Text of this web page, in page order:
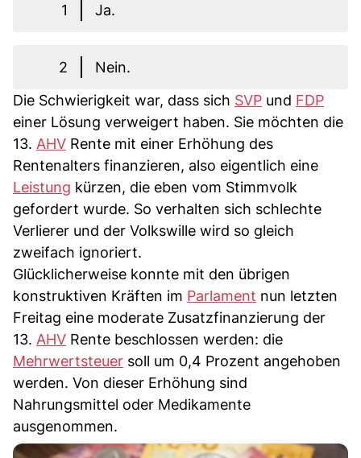
1 Ja.
2
Nein.
Die Schwierigkeit war, dass sich SVP und FDP
einer Lösung verweigert haben. Sie möchten die
13. AHV Rente mit einer Erhöhung des
Rentenalters finanzieren, also eigentlich eine
Leistung kürzen, die eben vom Stimmvolk
gefordert wurde. So verhalten sich schlechte
Verlierer und der Volkswille wird so gleich
zweifach ignoriert.
Glücklicherweise konnte mit den übrigen
konstruktiven Kräften im Parlament nun letzten
Freitag eine moderate Zusatzfinanzierung der
13. AHV Rente beschlossen werden: die
Mehrwertsteuer soll um 0,4 Prozent angehoben
werden. Von dieser Erhöhung sind
Nahrungsmittel oder Medikamente
ausgenommen.